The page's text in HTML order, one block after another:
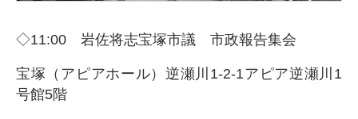
◇11:00 岩佐将志宝塚市議 市政報告集会
宝塚（アピアホール）逆瀬川 1-2-1アピア逆瀬川 1
号館5階